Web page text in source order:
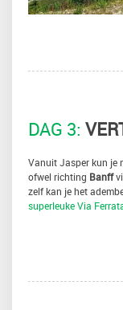
DAG 3:
Vanuit Jasper kun je
ofwel richting Banff
zelf kan je het
superleuke Via